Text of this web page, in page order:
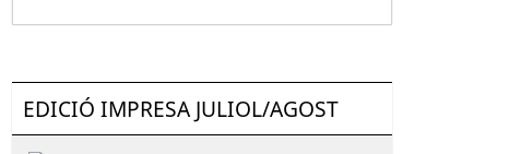
EDICIÓ IMPRESA JULIOL/AGOST